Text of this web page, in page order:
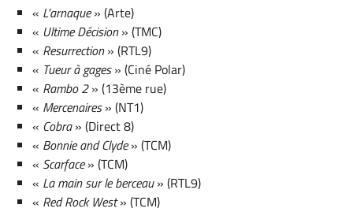
« L'arnaque» (Arte)
« Ultime Décision» (TMC)
« Resurrection» (RTL9)
« Tueur à gages» (Ciné Polar)
« Rambo 2» (13ème rue)
« Mercenaires» (NT1)
« Cobra» (Direct 8)
« Bonnie and Clyde» (TCM)
« Scarface» (TCM)
« La main sur le berceau» (RTL9)
« Red Rock West» (TCM)